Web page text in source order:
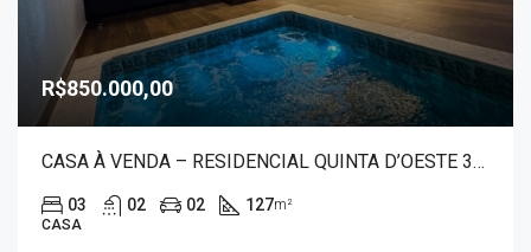
R$850.000,00
CASA À VENDA – RESIDENCIAL QUINTA D’OESTE 30024
03 02 02 127m²
CASA